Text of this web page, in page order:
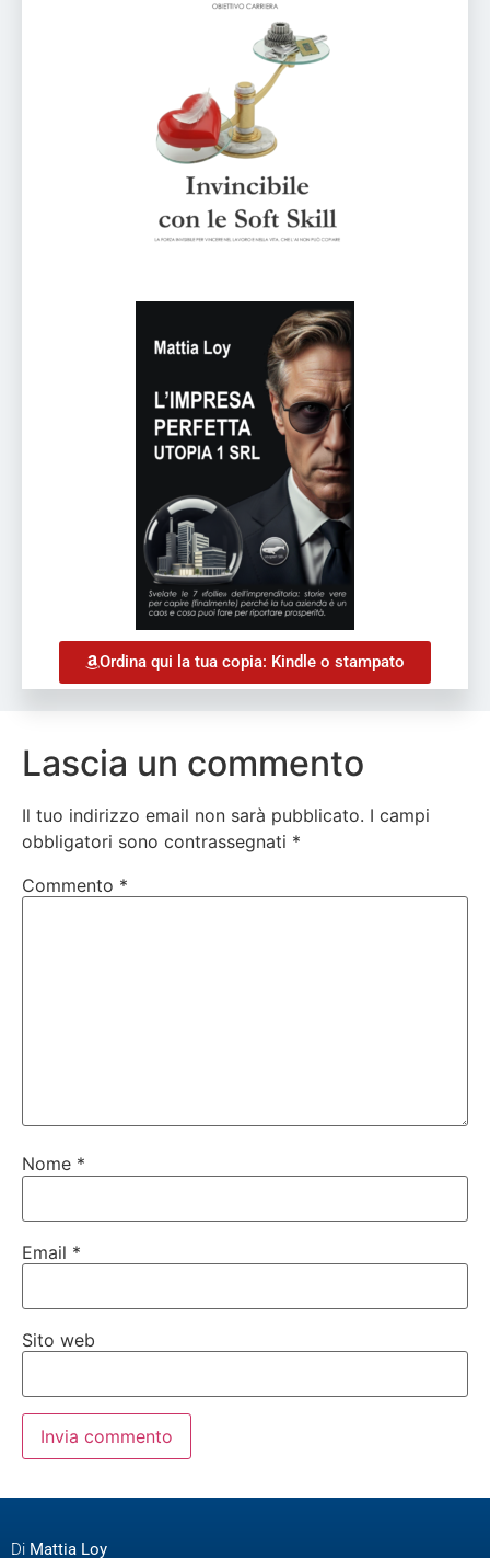
Ordina qui la tua copia: Kindle o stampato
Lascia un commento
Il tuo indirizzo email non sarà pubblicato. I campi
obbligatori sono contrassegnati *
Commento *
Nome *
Email *
Sito web
Di Mattia Loy